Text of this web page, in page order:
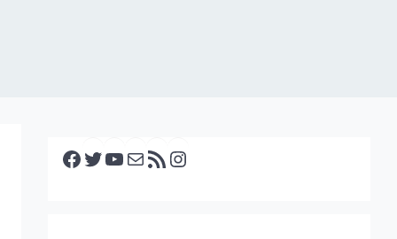
Facebook Twitter YouTube E-mail RSS feed